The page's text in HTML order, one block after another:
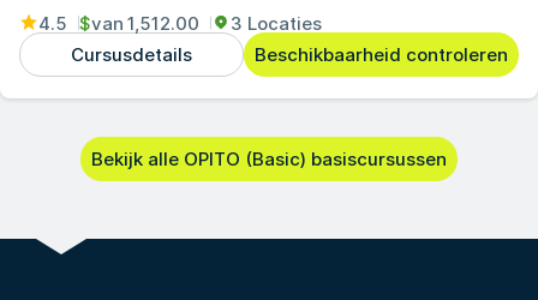
4.5 $van 1,512.00
3 Locaties
Cursusdetails
Beschikbaarheid controleren
Bekijk alle OPITO (Basic) basiscursussen